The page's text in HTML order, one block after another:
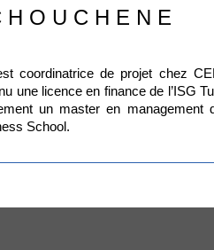
coordinatrice de projet chez
une licence en finance de l’ISG
un master en management
School.